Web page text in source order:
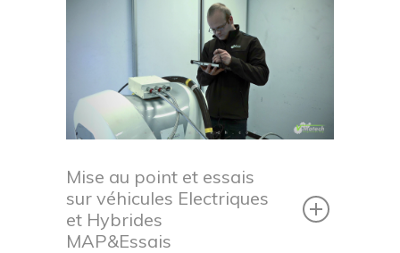
Mise au point et essais
sur véhicules Electriques
et Hybrides
MAP&Essais